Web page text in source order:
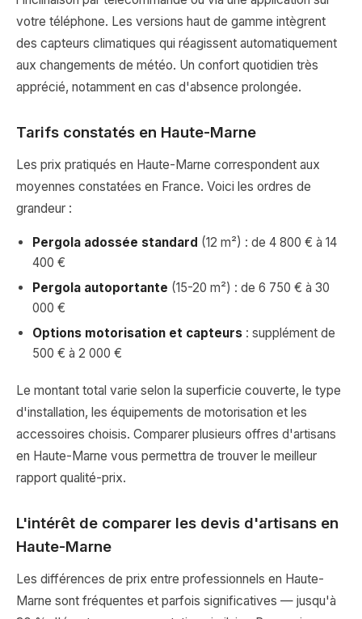
votre téléphone. Les versions haut de gamme intègrent
des capteurs climatiques qui réagissent automatiquement
aux changements de météo. Un confort quotidien très
apprécié, notamment en cas d'absence prolongée.
Tarifs constatés en Haute-Marne
Les prix pratiqués en Haute-Marne correspondent aux
moyennes constatées en France. Voici les ordres de
grandeur :
Pergola adossée standard (12 m²) : de 4 800 € à 14
400 €
Pergola autoportante (15-20 m²) : de 6 750 € à 30
000 €
Options motorisation et capteurs : supplément de
500 € à 2 000 €
Le montant total varie selon la superficie couverte, le type
d'installation, les équipements de motorisation et les
accessoires choisis. Comparer plusieurs offres d'artisans
en Haute-Marne vous permettra de trouver le meilleur
rapport qualité-prix.
L'intérêt de comparer les devis d'artisans en
Haute-Marne
Les différences de prix entre professionnels en Haute-
Marne sont fréquentes et parfois significatives — jusqu'à